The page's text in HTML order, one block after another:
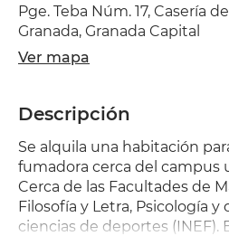
Pge. Teba Núm. 17, Casería
Granada, Granada Capital
Ver mapa
Descripción
Se alquila una habitación
fumadora cerca del campus
Cerca de las Facultades de
Filosofía y Letra, Psicología y
ciencias de deportes (INEF).